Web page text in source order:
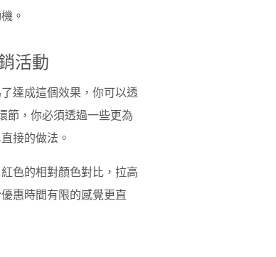
。
活動
達成這個效果，你可以透
節，你必須透過一些更為
接的做法。
色的相對顏色對比，拉高
惠時間有限的感覺更直